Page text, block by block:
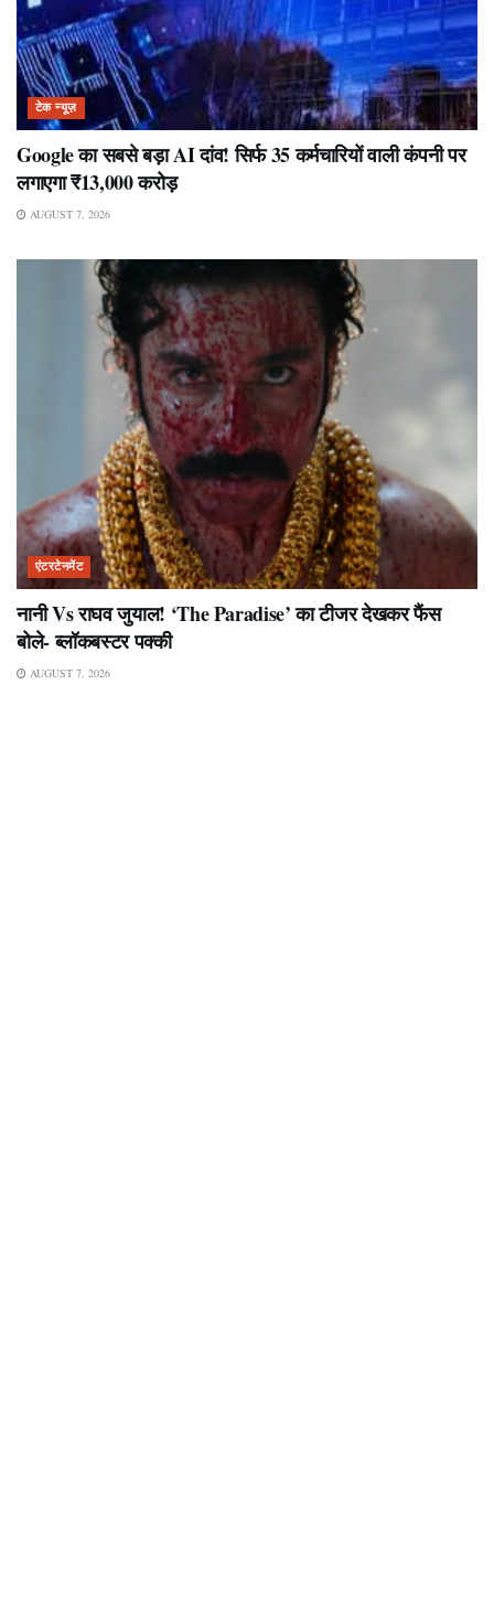
टेक न्यूज़
Google का सबसे बड़ा AI दांव! सिर्फ 35 कर्मचारियों वाली कंपनी पर
लगाएगा ₹13,000 करोड़
AUGUST 7, 2026
एंटरटेनमेंट
नानी Vs राघव जुयाल! ‘The Paradise’ का टीजर देखकर फैंस
बोले- ब्लॉकबस्टर पक्की
AUGUST 7, 2026